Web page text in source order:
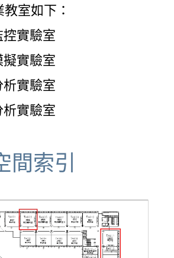
室如下：
實驗室
實驗室
實驗室
實驗室
間索引